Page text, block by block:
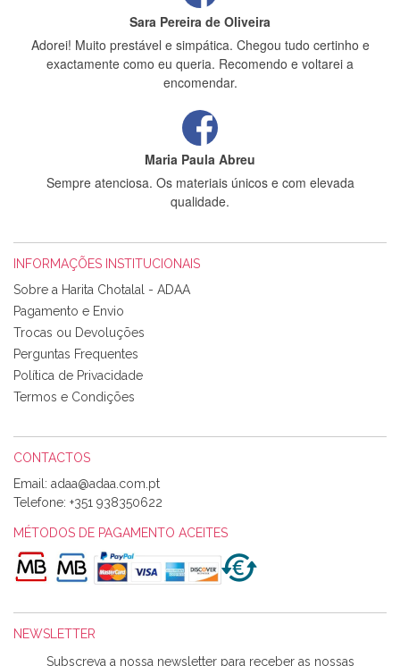
Sara Pereira de Oliveira
Adorei! Muito prestável e simpática. Chegou tudo certinho e
exactamente como eu queria. Recomendo e voltarei a
encomendar.
Maria Paula Abreu
Sempre atenciosa. Os materiais únicos e com elevada
qualidade.
Tudo chegou em condições, pois os produtos vieram muito
bem acondicionados. Estou plenamente satisfeita com os
produtos adquiridos. Relativamente à bolsa, tem um tecido
com um padrão e cores muito bonitas e a execução está
perfeitíssima. Futuramente penso voltar a comprar na vossa
loja, têm excelentes artigos a um preço muito justo. A
Alexandra Morais
Olá boa Noite. Os meus tecidos chegaram hoje. Muito
obrigada pelo miminho que dá um jeitaço pras minhas linhas
de bordar e não sei o que pões nos tecidos, mas que cheiram
maravilhosamente ... cheiram! :) Muito Obrigada.
INFORMAÇÕES INSTITUCIONAIS
Sobre a Harita Chotalal - ADAA
Pagamento e Envio
Trocas ou Devoluções
Perguntas Frequentes
Política de Privacidade
Termos e Condições
CONTACTOS
Email:
Telefone: +351 938350622
MÉTODOS DE PAGAMENTO ACEITES
NEWSLETTER
Subscreva a nossa newsletter para receber as nossas